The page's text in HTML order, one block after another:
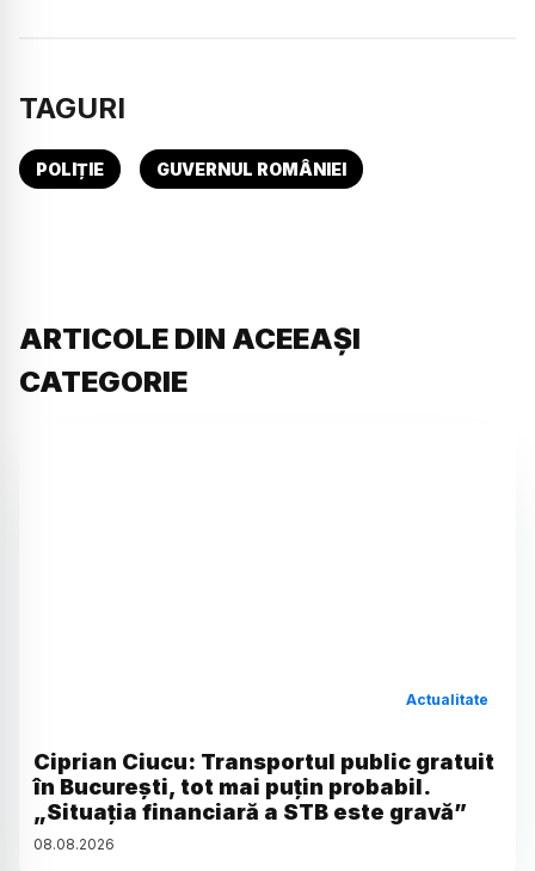
TAGURI
POLIȚIE GUVERNUL ROMÂNIEI
ARTICOLE DIN ACEEAȘI
CATEGORIE
Actualitate
Ciprian Ciucu: Transportul public gratuit
în București, tot mai puțin probabil.
„Situația financiară a STB este gravă”
08.08.2026